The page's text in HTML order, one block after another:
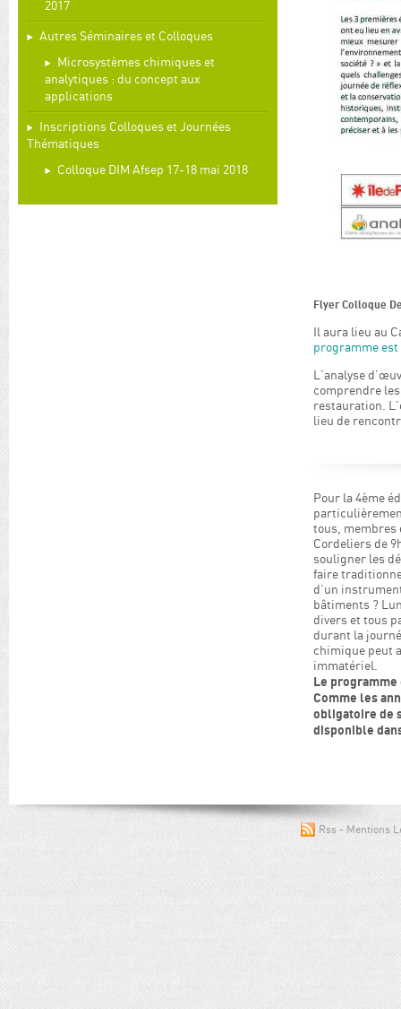
2017
Autres Séminaires et Colloques
Microsystèmes chimiques et
analytiques : du concept aux
applications
Inscriptions Colloques et Journées
Thématiques
Colloque DIM Afsep 17-18 mai 2018
Flyer Colloque
Il aura lieu au
programme
L’analyse
comprendre
restauration.
lieu de
Pour la 4ème
tous, membres
Cordeliers de
souligner les
faire
d’un
bâtiments ?
divers et tous
durant la
chimique peut
immatériel.
Le
Comme les
obligatoire de
disponible
Rss Mentions